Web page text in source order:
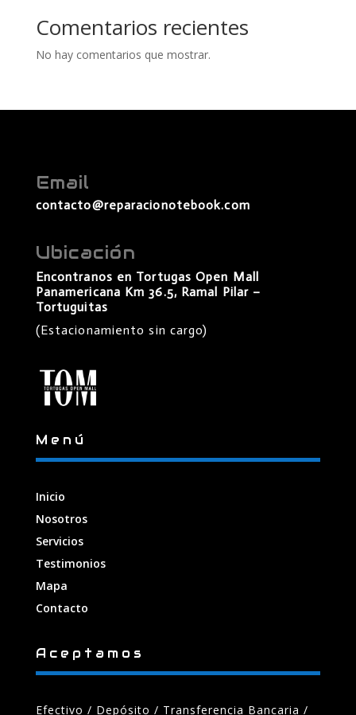
Comentarios recientes
No hay comentarios que mostrar.
Email
contacto@reparacionotebook.com
Ubicación
Encontranos en Tortugas Open Mall
Panamericana Km 36.5, Ramal Pilar –
Tortuguitas
(Estacionamiento sin cargo)
Menú
Inicio
Nosotros
Servicios
Testimonios
Mapa
Contacto
Aceptamos
Efectivo / Depósito / Transferencia Bancaria /